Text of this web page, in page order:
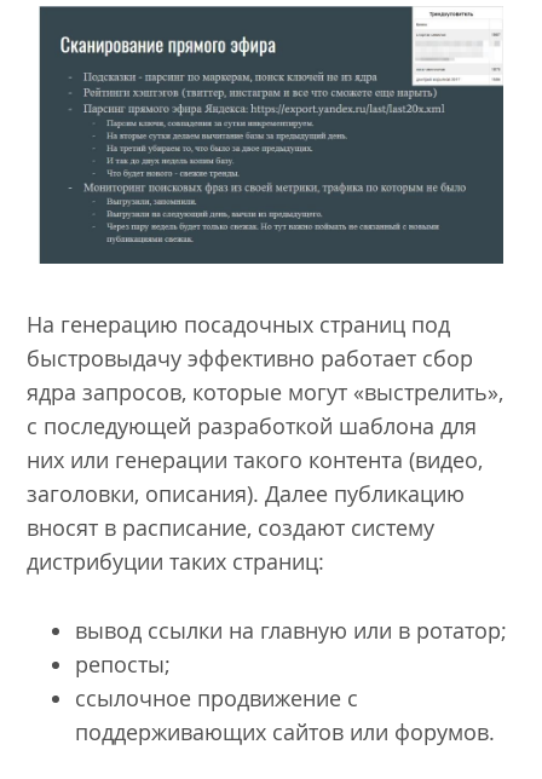
На генерацию посадочных страниц под
быстровыдачу эффективно работает сбор
ядра запросов, которые могут «выстрелить»,
с последующей разработкой шаблона для
них или генерации такого контента (видео,
заголовки, описания). Далее публикацию
вносят в расписание, создают систему
дистрибуции таких страниц:
вывод ссылки на главную или в ротатор;
репосты;
ссылочное продвижение с
поддерживающих сайтов или форумов.